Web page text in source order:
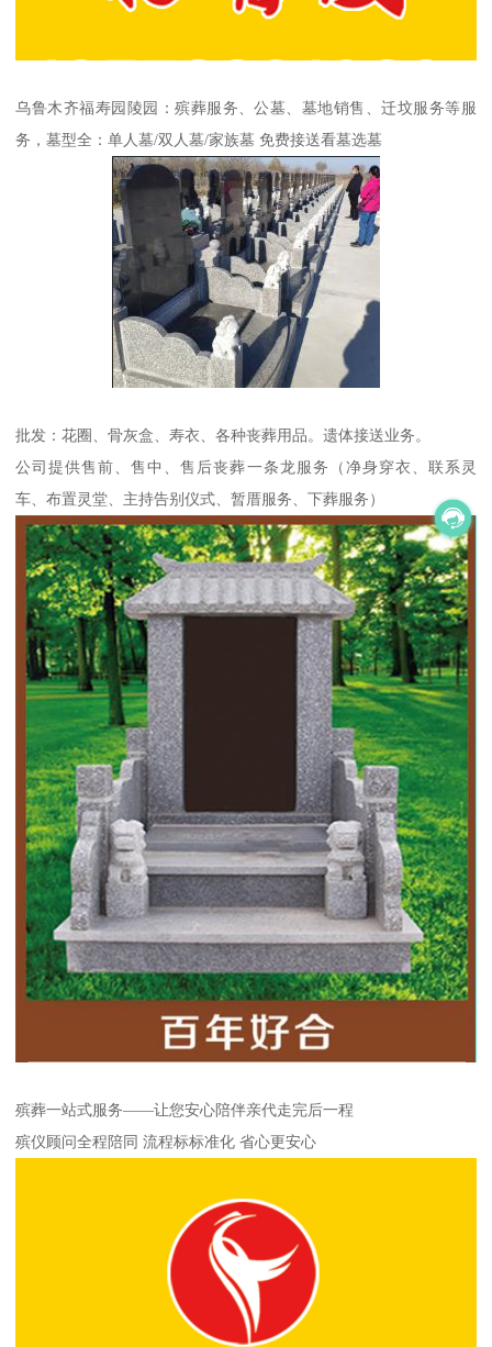
乌鲁木齐福寿园陵园：殡葬服务、公墓、墓地销售、迁坟服务等服
务，墓型全：单人墓/双人墓/家族墓 免费接送看墓选墓
批发：花圈、骨灰盒、寿衣、各种丧葬用品。遗体接送业务。
公司提供售前、售中、售后丧葬一条龙服务（净身穿衣、联系灵
车、布置灵堂、主持告别仪式、暂厝服务、下葬服务）
殡葬一站式服务——让您安心陪伴亲代走完后一程
殡仪顾问全程陪同 流程标标准化 省心更安心